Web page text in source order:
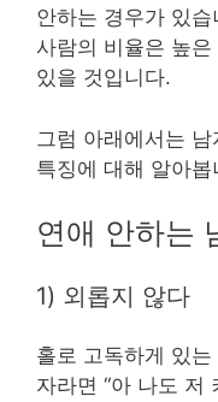
안하는 경우가 있
사람의 비율은 높
있을 것입니다.
그럼 아래에서는
특징에 대해 알아봅
연애 안하는
1) 외롭지 않다
홀로 고독하게 있
자라면 “아 나도 저